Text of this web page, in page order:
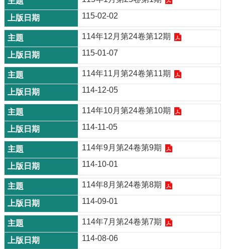
115-02-02
114年12月第24卷第12期
115-01-07
114年11月第24卷第11期
114-12-05
114年10月第24卷第10期
114-11-05
114年9月第24卷第9期
114-10-01
114年8月第24卷第8期
114-09-01
114年7月第24卷第7期
114-08-06